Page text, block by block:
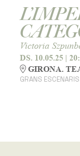
Victoria
DS. 10.05.25 |
GIRONA.
GRANS ESCENARIS